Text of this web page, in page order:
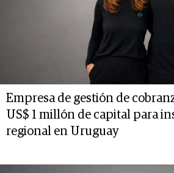
Empresa de gestión de
US$ 1 millón de capital para
regional en Uruguay